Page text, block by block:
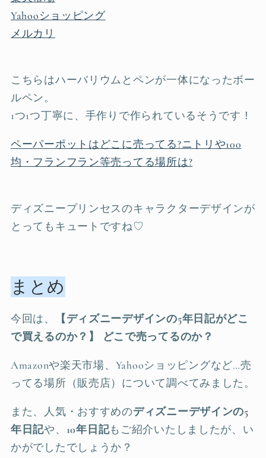
Yahooショッピング
メルカリ
こちらはハーバリウムとペンが一体になったボー
ルペン。
1つ1つ丁寧に、手作りで作られているそうです！
ペーパーポットはどこに売ってる?ニトリや100
均・フランフラン等売ってる場所は?
ディズニープリンセスのキャラクターデザインが
とってもキュートですね♡
まとめ
今回は、
【ディズニーデザインの5年日記がどこ
で買えるのか？】
どこで売ってるのか？
Amazonや楽天市場、Yahooショッピングなど…売
ってる場所（販売店）について調べてみました。
また、人気・おすすめのディズニーデザインの5
年日記や、 10年日記もご紹介いたしましたが、い
かがでしたでしょうか？